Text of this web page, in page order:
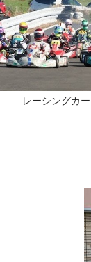
レーシングカー